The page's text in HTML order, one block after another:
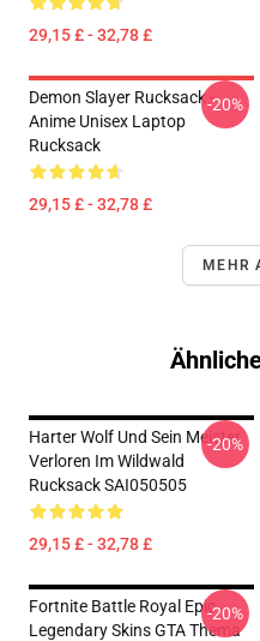
29,15 £ - 32,78 £
Demon Slayer Rucksack -
Anime Unisex Laptop
Rucksack
29,15 £ - 32,78 £
-20%
MEHR
Harter Wolf Und Sein Meister
Verloren Im Wildwald
Rucksack SAI050505
29,15 £ - 32,78 £
-20%
Fortnite Battle Royal Epic
Legendary Skins GTA Thema
-20%